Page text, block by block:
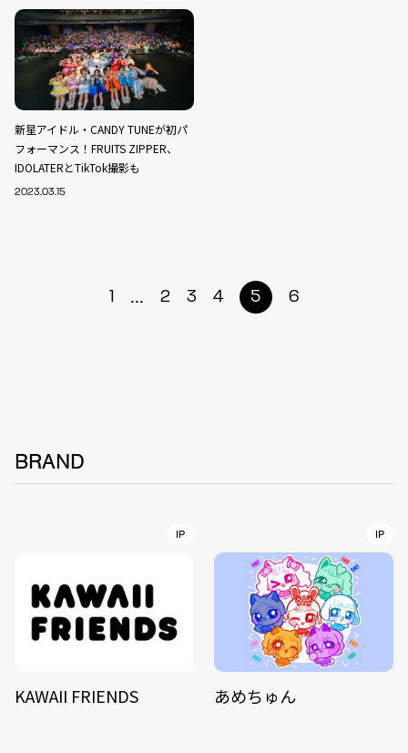
新星アイドル・CANDY TUNEが初パ
フォーマンス！FRUITS ZIPPER、
IDOLATERとTikTok撮影も
2023.03.15
1 ... 2 3 4 5 6
BRAND
IP
KAWAII FRIENDS
IP
あめちゅん